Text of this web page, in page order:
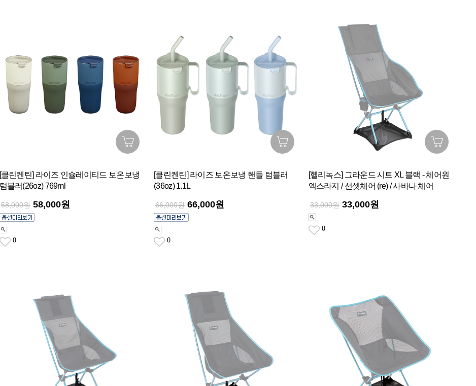
[클린켄틴] 라이즈 인슐레이티드 보온보냉
텀블러(26oz) 769ml
58,000원 58,000원
0
[클린켄틴] 라이즈 보온보냉 핸들 텀블러
(36oz) 1.1L
66,000원 66,000원
0
[헬리녹스] 그라운드 시트 XL 블랙 - 체어원
엑스라지 / 선셋체어 (re) / 사바나 체어
33,000원 33,000원
0